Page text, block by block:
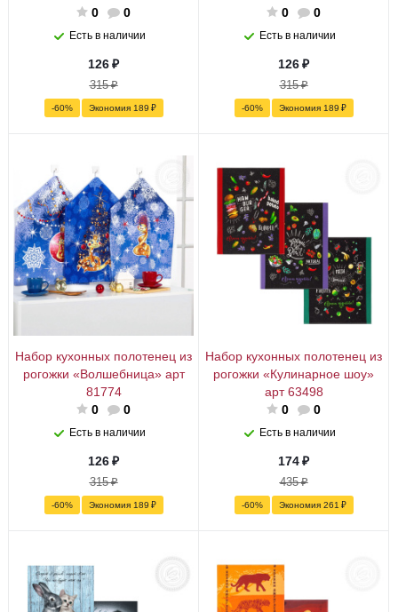
0 0
Есть в наличии
126₽
315₽
-60% Экономия 189 ₽
0
0
Есть в наличии
126₽
315₽
-60% Экономия 189 ₽
Набор кухонных полотенец из
рогожки «Волшебница» арт
81774
0
0
Есть в наличии
126₽
315₽
-60% Экономия 189 ₽
Набор кухонных полотенец из
рогожки «Кулинарное шоу»
арт 63498
0
0
Есть в наличии
174₽
435₽
-60% Экономия 261 ₽